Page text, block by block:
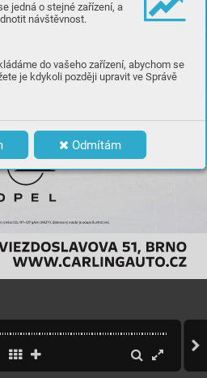
jedná o stejné zařízení, a
návštěvnost.
do vašeho zařízení, abychom se
je kdykoli později upravit ve Správě
Odmítám